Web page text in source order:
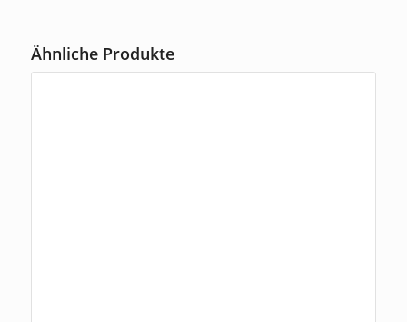
Ähnliche Produkte